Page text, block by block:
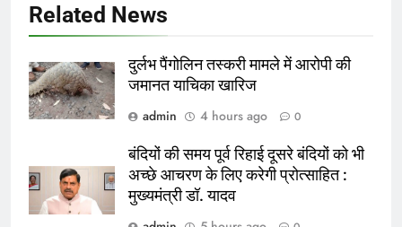
Related News
दुर्लभ पैंगोलिन तस्करी मामले में आरोपी की
जमानत याचिका खारिज
admin
4 hours ago 0
बंदियों की समय पूर्व रिहाई दूसरे बंदियों को भी
अच्छे आचरण के लिए करेगी प्रोत्साहित :
मुख्यमंत्री डॉ. यादव